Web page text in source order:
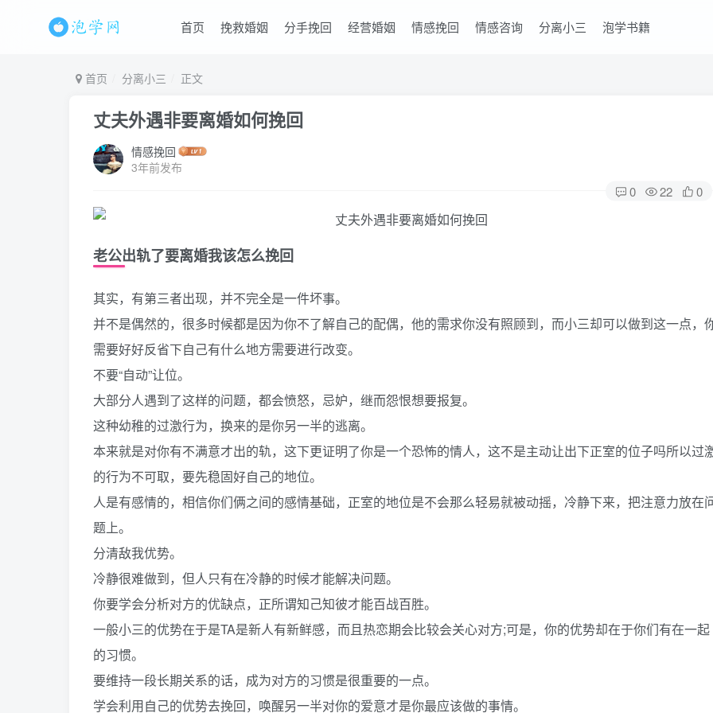
首页 挽救婚姻 分手挽回 经营婚姻 情感挽回 情感咨询 分离小三 泡学书籍
首页 分离小三 正文
丈夫外遇非要离婚如何挽回
情感挽回
3年前发布
0 22 0
老公出轨了要离婚我该怎么挽回
其实，有第三者出现，并不完全是一件坏事。
并不是偶然的，很多时候都是因为你不了解自己的配偶，他的需求你没有照顾到，而小三却可以做到这一点，
需要好好反省下自己有什么地方需要进行改变。
不要“自动”让位。
大部分人遇到了这样的问题，都会愤怒，忌妒，继而怨恨想要报复。
这种幼稚的过激行为，换来的是你另一半的逃离。
本来就是对你有不满意才出的轨，这下更证明了你是一个恐怖的情人，这不是主动让出下正室的位子吗所以过
的行为不可取，要先稳固好自己的地位。
人是有感情的，相信你们俩之间的感情基础，正室的地位是不会那么轻易就被动摇，冷静下来，把注意力放在
题上。
分清敌我优势。
冷静很难做到，但人只有在冷静的时候才能解决问题。
你要学会分析对方的优缺点，正所谓知己知彼才能百战百胜。
一般小三的优势在于是TA是新人有新鲜感，而且热恋期会比较会关心对方;可是，你的优势却在于你们有在一起
的习惯。
要维持一段长期关系的话，成为对方的习惯是很重要的一点。
学会利用自己的优势去挽回，唤醒另一半对你的爱意才是你最应该做的事情。